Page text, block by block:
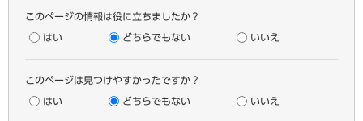
このページの情報は役に立ちましたか？
はい どちらでもない いいえ
このページは見つけやすかったですか？
はい どちらでもない いいえ